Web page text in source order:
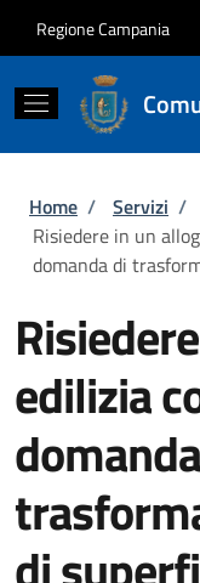
Regione Campania
Briciole
Home / Servizi /
Risiedere in un
domanda di
edilizia